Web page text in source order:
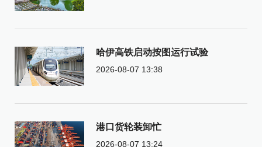
哈伊高铁启动按图运行试验
2026-08-07 13:38
港口货轮装卸忙
2026-08-07 13:24